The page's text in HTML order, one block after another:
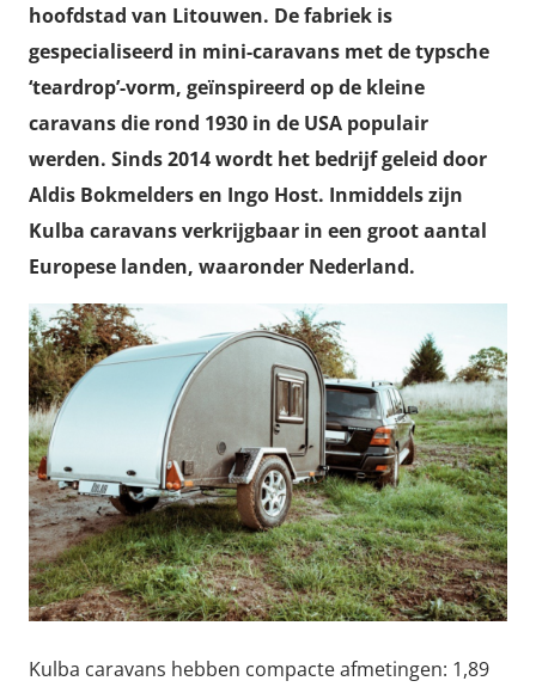
hoofdstad van Litouwen. De fabriek is
gespecialiseerd in mini-caravans met de typsche
‘teardrop’-vorm, geïnspireerd op de kleine
caravans die rond 1930 in de USA populair
werden. Sinds 2014 wordt het bedrijf geleid door
Aldis Bokmelders en Ingo Host. Inmiddels zijn
Kulba caravans verkrijgbaar in een groot aantal
Europese landen, waaronder Nederland.
Kulba caravans hebben compacte afmetingen: 1,89